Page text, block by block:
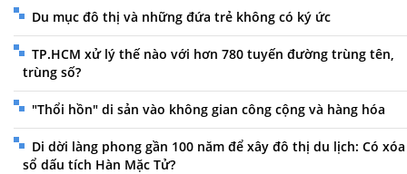
Du mục đô thị và những đứa trẻ không có ký ức
TP.HCM xử lý thế nào với hơn 780 tuyến đường trùng tên,
trùng số?
"Thổi hồn" di sản vào không gian công cộng và hàng hóa
Di dời làng phong gần 100 năm để xây đô thị du lịch: Có xóa
sổ dấu tích Hàn Mặc Tử?